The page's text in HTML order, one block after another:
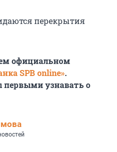
перекрытия
официальном
SPB online».
первыми узнавать о